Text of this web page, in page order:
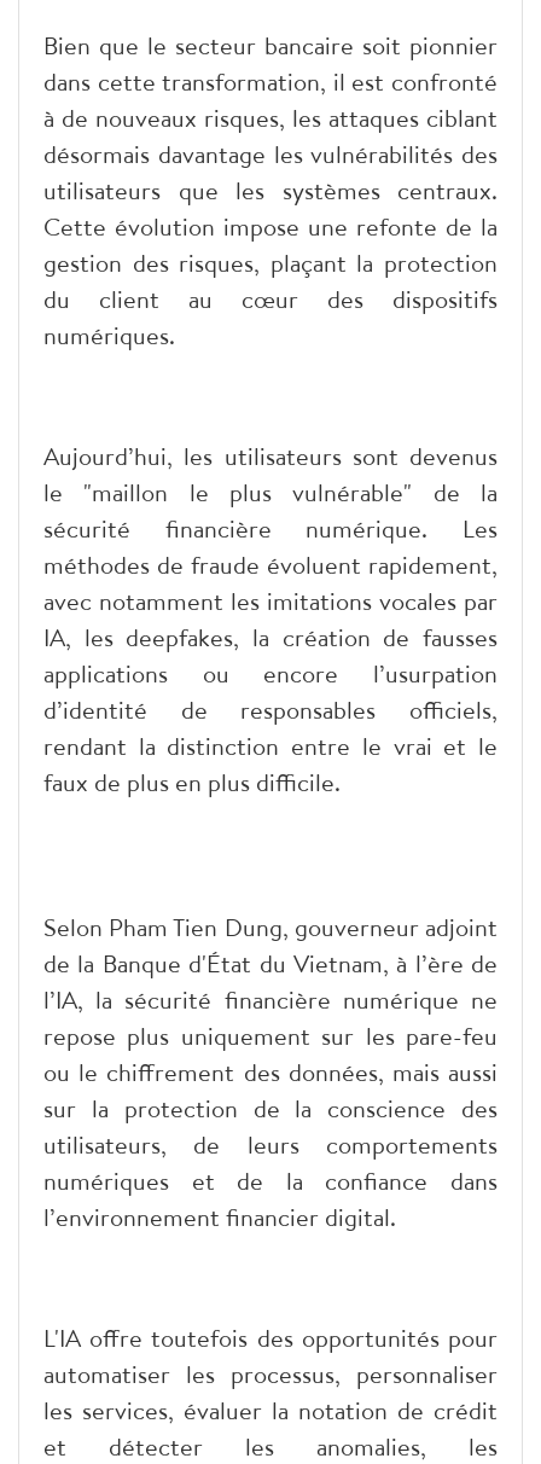
Bien que le secteur bancaire soit pionnier
dans cette transformation, il est confronté
à de nouveaux risques, les attaques ciblant
désormais davantage les vulnérabilités des
utilisateurs que les systèmes centraux.
Cette évolution impose une refonte de la
gestion des risques, plaçant la protection
du client au cœur des dispositifs
numériques.
Aujourd’hui, les utilisateurs sont devenus
le "maillon le plus vulnérable" de la
sécurité financière numérique. Les
méthodes de fraude évoluent rapidement,
avec notamment les imitations vocales par
IA, les deepfakes, la création de fausses
applications ou encore l’usurpation
d’identité de responsables officiels,
rendant la distinction entre le vrai et le
faux de plus en plus difficile.
Selon Pham Tien Dung, gouverneur adjoint
de la Banque d'État du Vietnam, à l’ère de
l’IA, la sécurité financière numérique ne
repose plus uniquement sur les pare-feu
ou le chiffrement des données, mais aussi
sur la protection de la conscience des
utilisateurs, de leurs comportements
numériques et de la confiance dans
l’environnement financier digital.
L'IA offre toutefois des opportunités pour
automatiser les processus, personnaliser
les services, évaluer la notation de crédit
et détecter les anomalies, les